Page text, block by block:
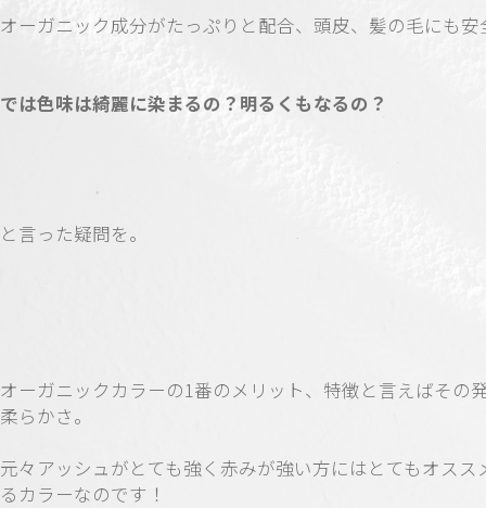
オーガニック成分がたっぷりと配合、頭皮、髪の毛にも安
では色味は綺麗に染まるの？明るくもなるの？
と言った疑問を。
オーガニックカラーの1番のメリット、特徴と言えばその
柔らかさ。
元々アッシュがとても強く赤みが強い方にはとてもオスス
るカラーなのです！